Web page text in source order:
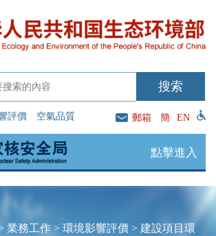
評價 空氣品質 郵箱 簡 EN
點擊進入
業務工作> 環境影響評價> 建設項目環